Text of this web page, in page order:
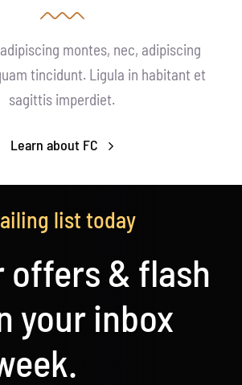
montes, nec, adipiscing
tincidunt. Ligula in habitant et
sagittis imperdiet.
Learn about FC
list today
offers & flash
your inbox